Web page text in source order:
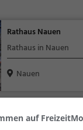
Rathaus Nauen
Rathaus in Nauen
Nauen
auf